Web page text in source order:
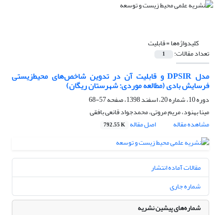
کلیدواژه‌ها =قابلیت
تعداد مقالات: 1
مدل DPSIR و قابلیت آن در تدوین شاخص‌های محیط‌زیستی
فرسایش بادی (مطالعه موردی: شهرستان ریگان)
دوره 10، شماره 20، اسفند 1398، صفحه
57-68
مینا بهنود، مریم مروتی، محمدجواد قانعی بافقی
مشاهده مقاله
اصل مقاله 792.55 K
مقالات آماده انتشار
شماره جاری
شماره‌های پیشین نشریه